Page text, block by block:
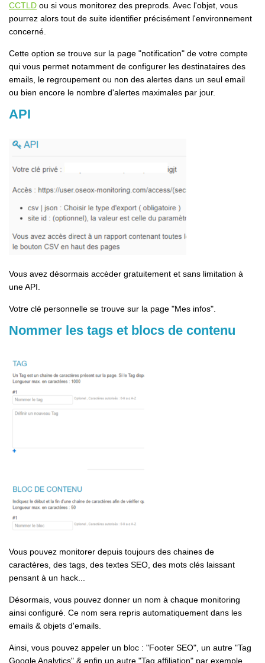
CCTLD ou si vous monitorez des preprods. Avec l'objet, vous
pourrez alors tout de suite identifier précisément l'environnement
concerné.
Cette option se trouve sur la page "notification" de votre compte
qui vous permet notamment de configurer les destinataires des
emails, le regroupement ou non des alertes dans un seul email
ou bien encore le nombre d'alertes maximales par jour.
API
Vous avez désormais accèder gratuitement et sans limitation à
une API.
Votre clé personnelle se trouve sur la page "Mes infos".
Nommer les tags et blocs de contenu
Vous pouvez monitorer depuis toujours des chaines de
caractères, des tags, des textes SEO, des mots clés laissant
pensant à un hack...
Désormais, vous pouvez donner un nom à chaque monitoring
ainsi configuré. Ce nom sera repris automatiquement dans les
emails & objets d'emails.
Ainsi, vous pouvez appeler un bloc : "Footer SEO", un autre "Tag
Google Analytics" & enfin un autre "Tag affiliation" par exemple.